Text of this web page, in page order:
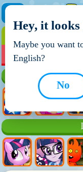
НОВІ ІГРИ
Hey, it
Maybe you want
English?
No